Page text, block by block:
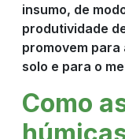
insumo, de
produtividade
promovem
solo e para o
Como